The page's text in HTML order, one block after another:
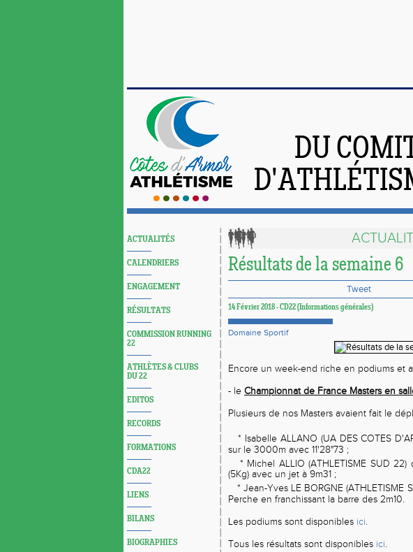
DU
ACTUALITÉS
CALENDRIERS
ENGAGEMENT
RÉSULTATS
COMMISSION RUNNING
22
ATHLÈTES & CLUBS
DU 22
EDITOS
RECORDS
FORMATIONS
CDA22
LIENS
BILANS
BIOGRAPHIES
Résultats de la semaine 6
Tweet
14 Février 2018 - CD22 (Informations générales)
Domaine Sportif
Encore un week-end riche en podiums et
- le Championnat de France Masters en
Plusieurs de nos Masters avaient fait le
* Isabelle ALLANO (UA DES COTES
sur le 3000m avec 11'28"73 ;
* Michel ALLIO (ATHLETISME SUD 22)
(5Kg) avec un jet à 9m31 ;
* Jean-Yves LE BORGNE (ATHLETISME
Perche en franchissant la barre des 2m10.
Les podiums sont disponibles ici.
Tous les résultats sont disponibles ici.